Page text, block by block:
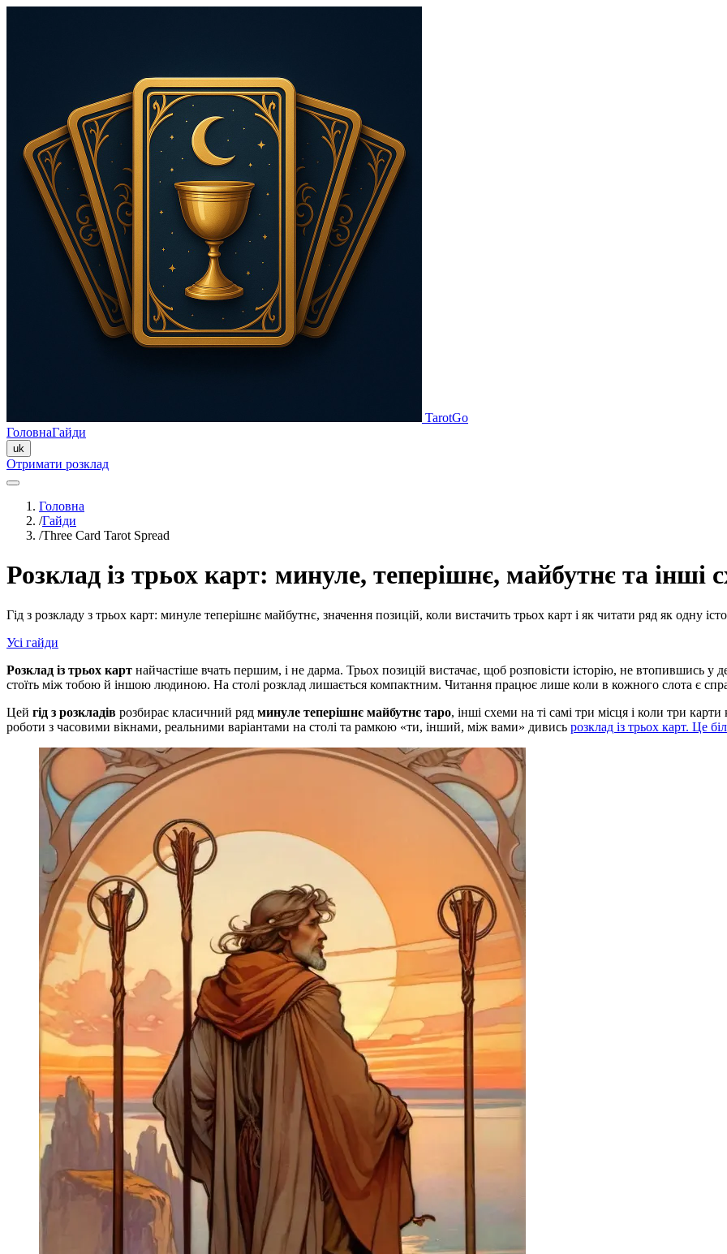
TarotGo
ГоловнаГайди
uk
Отримати розклад
Головна
/Гайди
/Three Card Tarot Spread
Розклад із трьох карт: минуле, теперішнє, майбутнє та інші
Гід з розкладу з трьох карт: минуле теперішнє майбутнє, значення позицій, коли вистачить трьох карт і як читати ряд як одну
Усі гайди
Розклад із трьох карт найчастіше вчать першим, і не дарма. Трьох позицій вистачає, щоб розповісти історію, не втопившись
стоїть між тобою й іншою людиною. На столі розклад лишається компактним. Читання працює лише коли в кожного слота є
Цей гід з розкладів розбирає класичний ряд минуле теперішнє майбутнє таро, інші схеми на ті самі три місця і коли три
роботи з часовими вікнами, реальними варіантами на столі та рамкою «ти, інший, між вами» дивись розклад із трьох карт. Це